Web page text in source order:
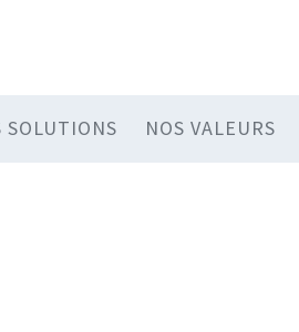
SOLUTIONS NOS VALEURS